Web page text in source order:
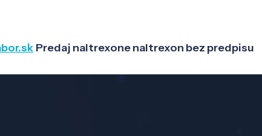
Predaj naltrexone naltrexon bez predpisu